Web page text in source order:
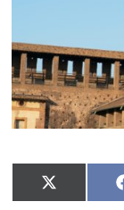
Compartir
en
X
(Twitter)